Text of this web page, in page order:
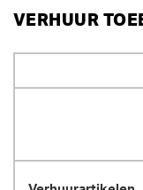
AFMETINGEN (L X BR
1.20 kg
VERHUUR